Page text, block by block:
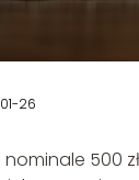
26
500